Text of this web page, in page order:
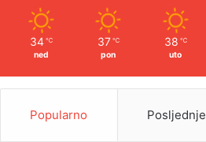
34 ℃
ned
37 ℃
pon
38 ℃
uto
Popularno Posljednje